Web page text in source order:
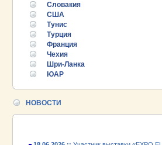
Словакия
США
Тунис
Турция
Франция
Чехия
Шри-Ланка
ЮАР
НОВОСТИ
25.06.2026 ::
25.06.2026 ::
VIETNAM 2026
24.06.2026 ::Открытие VII Международной
промышленной выставки «EXPO EURASIA
VIETNAM 2026» - АО «Псковский